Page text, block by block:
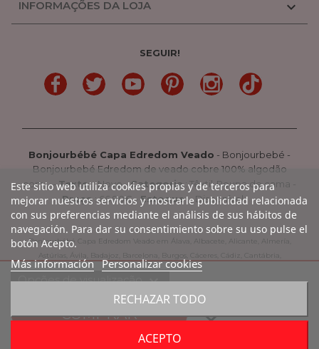
Opções de visualizaçãoexpand_more
COMPRAR
favorite_border
INFORMAÇÕES DA LOJA 
SEGUIR!
LinkedIn Gorjeio YouTube PinterestLinkedinTikTok
Bonjourbébé Capa Edredom Veado - Bonjourbebé -
Bonjourbebé Edredom de veado cobre 100% algodão
com...-Texto:Novo-Categoria:Têxtil-Roupa de cama
Preço:66.90€ - Estoque: Disponível
Este sitio web utiliza cookies propias y de terceros para
mejorar nuestros servicios y mostrarle publicidad relacionada
con sus preferencias mediante el análisis de sus hábitos de
navegación. Para dar su consentimiento sobre su uso pulse el
botón Acepto.
Más información Personalizar cookies
RECHAZAR TODO
ACEPTO
Bonjourbébé Capa Edredom Veado em Álava, Albacete, Alicante, Almería,
Astúrias, Ávila, Badajoz, Barcelona, Burgos, Cáceres, Cádiz, Cantábria,
Castellón, Ciudad Real, Córdoba, La Coruña, La Rioja, Cuenca, Girona,
Granada, Guadalajara, Guipúzcoa, Huelva, Huesca, Jaen, León, Lleida, Lugo,
Madrid, Málaga, Múrcia, Navarra, Orense, Palencia, Pontevedra, Rioja,